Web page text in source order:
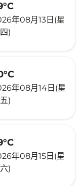
年08月13日(星
)
年08月14日(星
)
年08月15日(星
)